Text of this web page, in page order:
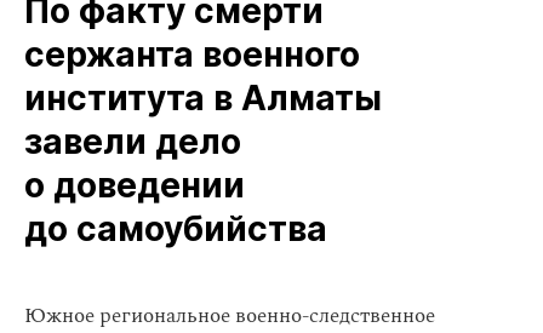
По факту смерти
сержанта военного
института в Алматы
завели дело
о доведении
до самоубийства
Южное региональное военно-следственное